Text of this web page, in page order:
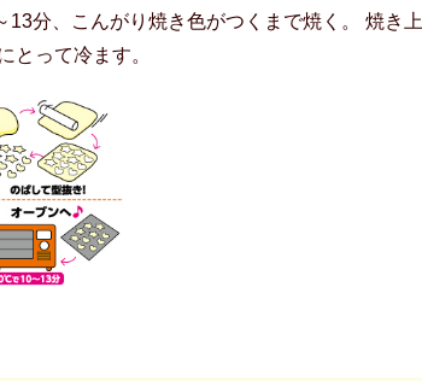
分、こんがり焼き色がつくまで焼く。 焼き上
とって冷ます。